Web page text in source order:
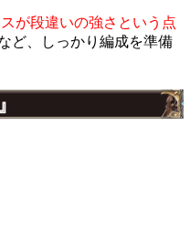
が段違いの強さという点
ど、しっかり編成を準備